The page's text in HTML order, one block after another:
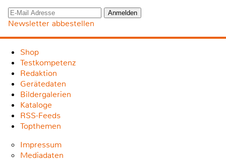
Newsletter abbestellen
Shop
Testkompetenz
Redaktion
Gerätedaten
Bildergalerien
Kataloge
RSS-Feeds
Topthemen
Impressum
Mediadaten